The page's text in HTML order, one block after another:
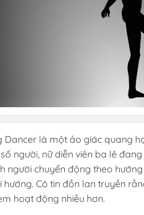
Dancer là một ảo giác quang
người, nữ diễn viên ba lê
người chuyển động theo
hướng. Có tin đồn lan truyền
hoạt động nhiều hơn.